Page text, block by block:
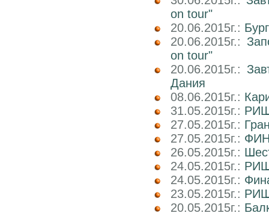
on tour"
20.06.2015г.:
20.06.2015г.:
on tour"
20.06.2015г.:
Дания
08.06.2015г.:
31.05.2015г.:
27.05.2015г.:
27.05.2015г.:
26.05.2015г.:
24.05.2015г.: РИШ
24.05.2015г.:
23.05.2015г.: РИШ
20.05.2015г.: